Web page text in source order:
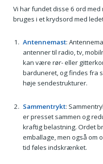
Vi har fundet disse 6 ord
bruges i et krydsord med
Antennemast:
antenner til radio, tv,
kan være rør- eller
barduneret, og findes fra
høje sendestrukturer.
Sammentrykt:
er presset sammen og
kraftig belastning. Ordet
emballage, men også om
tid føles indskrænket.